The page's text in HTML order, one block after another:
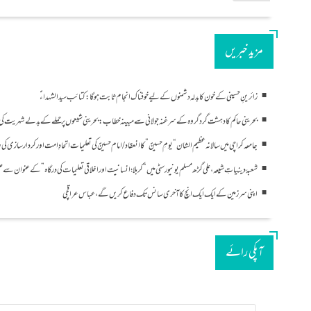
مزید خبریں
زائرینِ حسینی کے خون کا بدلہ دشمنوں کے لیے خوفناک انجام ثابت ہوگا: کتائب سید الشہداءؑ
بحرینی حاکم کا دہشت گرد گروہ کے سرغنہ جولانی سے مبینہ خطاب: بحرینی شیعوں پر حملے کے بدلے شہریت
جامعہ کراچی میں سالانہ عظیم الشان “یومِ حسینؑ” کا انعقاد/امام حسینؑ کی تعلیمات اتحادِ امت اور کردار
شعبۂ دینیاتِ شیعہ، علی گڑھ مسلم یونیورسٹی میں “کربلا؛ انسانیت اور اخلاقی تعلیمات کی درگاہ” کے عنوان سے
اپنی سرزمین کے ایک ایک انچ کا آخری سانس تک دفاع کریں گے، عباس عراقچی
آپکی رائے